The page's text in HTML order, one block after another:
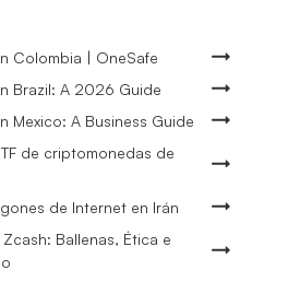
Colombia | OneSafe
Brazil: A 2026 Guide
Mexico: A Business Guide
de criptomonedas de
de Internet en Irán
Ballenas, Ética e